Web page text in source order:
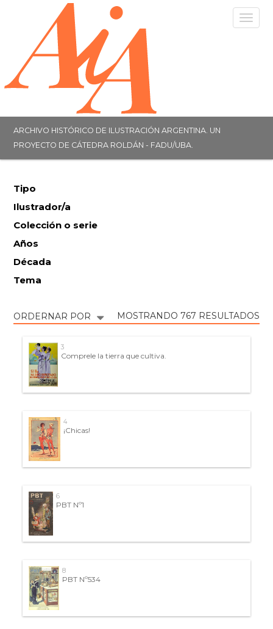
ARCHIVO HISTÓRICO DE ILUSTRACIÓN ARGENTINA. UN
PROYECTO DE CÁTEDRA ROLDÁN - FADU/UBA.
Tipo
Ilustrador/a
Colección o serie
Años
Década
Tema
ORDERNAR POR MOSTRANDO 767 RESULTADOS
3
Comprele la tierra que cultiva.
4
¡Chicas!
6
PBT Nº1
8
PBT Nº534